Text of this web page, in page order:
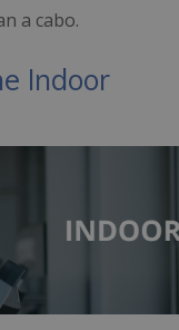
a cabo.
Indoor